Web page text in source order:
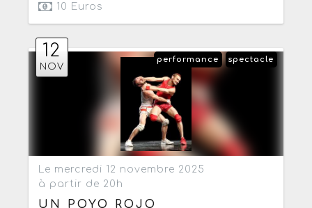
10 Euros
12
NOV
spectacle
performance
Le mercredi 12 novembre 2025
à partir de 20h
UN POYO ROJO